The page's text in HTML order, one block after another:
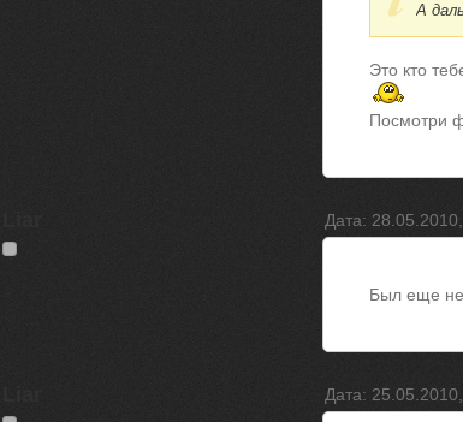
А
Это кто
Посмотри
Дата:
Был еще не
Дата: